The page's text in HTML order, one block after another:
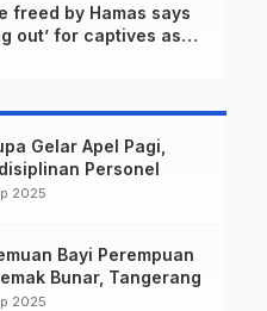
freed by Hamas says
out’ for captives as
conditions
Gelar Apel Pagi,
Personel
2025
Bayi Perempuan
Bunar, Tangerang
2025